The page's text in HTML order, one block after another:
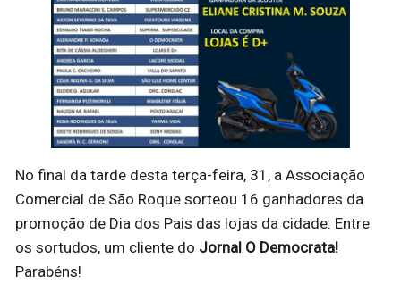
No final da tarde desta terça-feira, 31, a Associação
Comercial de São Roque sorteou 16 ganhadores da
promoção de Dia dos Pais das lojas da cidade. Entre
os sortudos, um cliente do Jornal O Democrata!
Parabéns!